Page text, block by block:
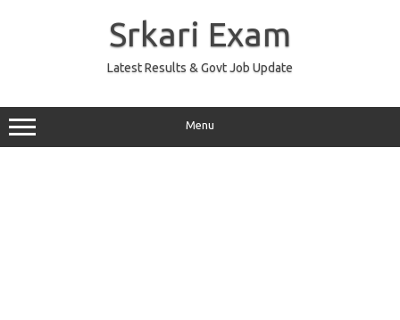
Srkari Exam
Latest Results & Govt Job Update
Menu